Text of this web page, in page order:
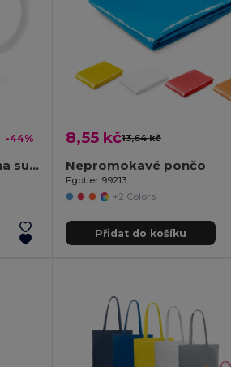
-44%
Keramický hrnek vhodný na sublimaci 350 mL
8,55 kč13,64 kč
Nepromokavé pončo
Egotier 99213
+2 Colors
Přidat do košíku